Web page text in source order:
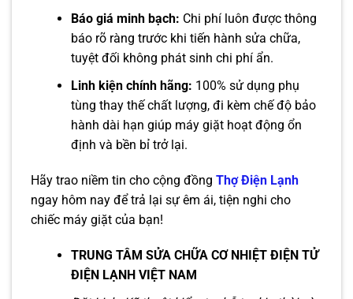
Báo giá minh bạch: Chi phí luôn được thông
báo rõ ràng trước khi tiến hành sửa chữa,
tuyệt đối không phát sinh chi phí ẩn.
Linh kiện chính hãng: 100% sử dụng phụ
tùng thay thế chất lượng, đi kèm chế độ bảo
hành dài hạn giúp máy giặt hoạt động ổn
định và bền bỉ trở lại.
Hãy trao niềm tin cho cộng đồng Thợ Điện Lạnh
ngay hôm nay để trả lại sự êm ái, tiện nghi cho
chiếc máy giặt của bạn!
TRUNG TÂM SỬA CHỮA CƠ NHIỆT ĐIỆN TỬ
ĐIỆN LẠNH VIỆT NAM